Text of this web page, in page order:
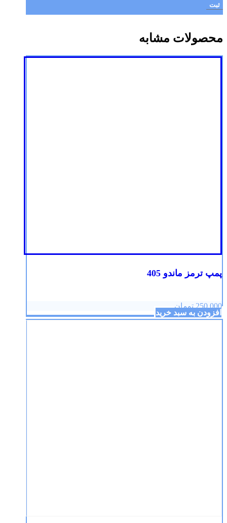
محصولات مشابه
پمپ ترمز ماندو 405
250,000 تومان
افزودن به سبد خرید